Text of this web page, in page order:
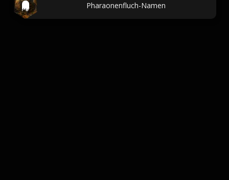
Pharaonenfluch-Namen